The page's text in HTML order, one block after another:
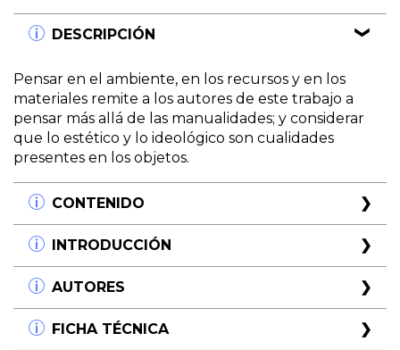
DESCRIPCIÓN
Pensar en el ambiente, en los recursos y en los
materiales remite a los autores de este trabajo a
pensar más allá de las manualidades; y considerar
que lo estético y lo ideológico son cualidades
presentes en los objetos.
CONTENIDO
Los juguetes:
material lúdico-didáctico autónomo.
Martha Glanzer
El patio de desechos.
Susana G. De Szulanski
¿Es posible "desanudar" el ambiente educativo?
María Teresa González Cuberes
INTRODUCCIÓN
Cuando los niños llegan al jardín, llegan a un
ambiente en el que van a pasar varias horas diarias. Y
ese ambiente, ese "primer abecedario", como lo ha
definido Franco Frabboni, puede contener, ser
AUTORES
Estela D' Angelo Menéndez
FICHA TÉCNICA